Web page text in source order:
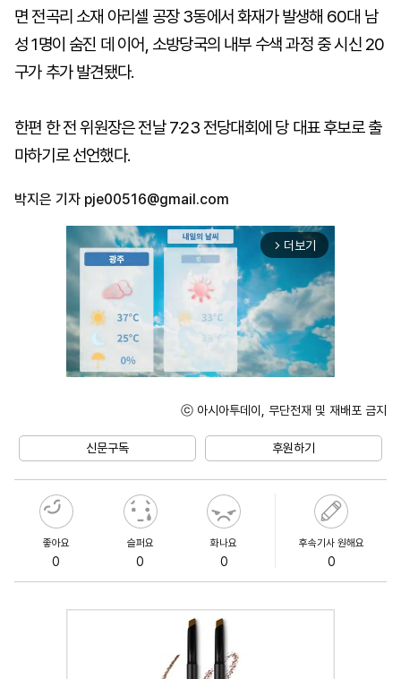
면 전곡리 소재 아리셀 공장 3동에서 화재가 발생해 60대 남
성 1명이 숨진 데 이어, 소방당국의 내부 수색 과정 중 시신 20
구가 추가 발견됐다.
한편 한 전 위원장은 전날 7·23 전당대회에 당 대표 후보로 출
마하기로 선언했다.
박지은 기자 pje00516@gmail.com
arrow_forward_ios 더보기
ⓒ 아시아투데이, 무단전재 및 재배포 금지
신문구독 후원하기
좋아요
0
슬퍼요
0
화나요
0
후속기사 원해요
0